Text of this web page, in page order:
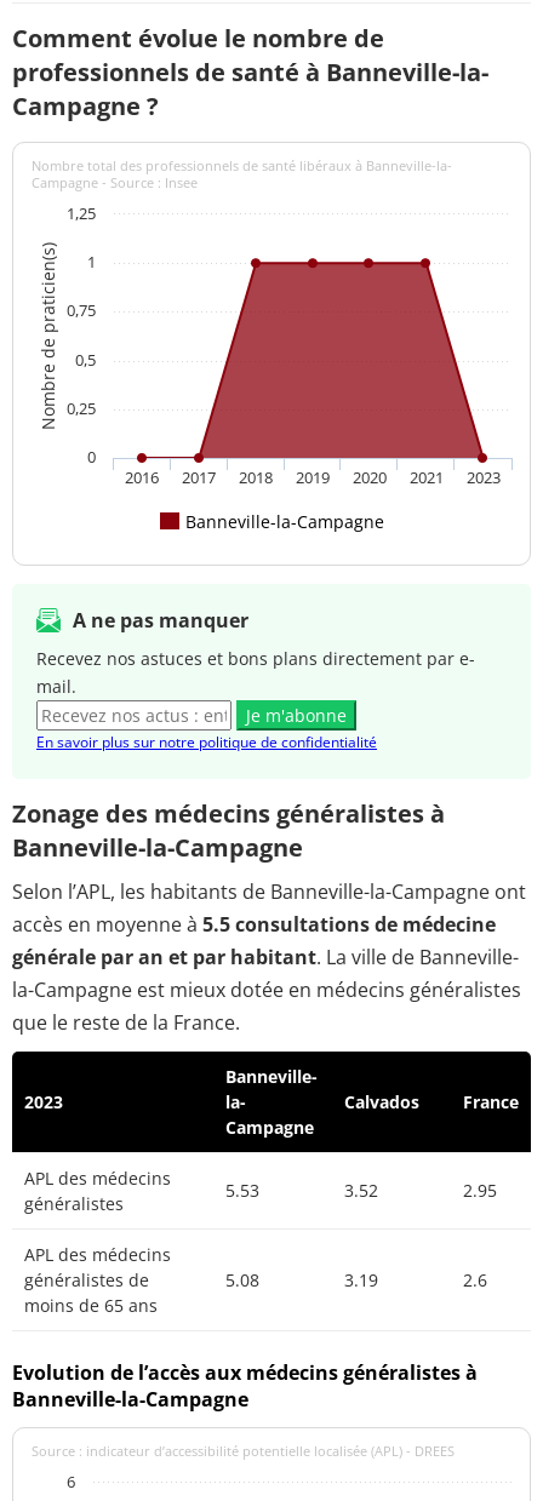
Comment évolue le nombre de
professionnels de santé à Banneville-la-
Campagne ?
Nombre de praticien(s)
Nombre total des professionnels de santé libéraux à Banneville-la-
Campagne - Source : Insee
Banneville-la-Campagne
2016 2017 2018 2019 2020 2021 2023
0
0,25
0,5
0,75
1
1,25
A ne pas manquer
Recevez nos astuces et bons plans directement par e-
mail.
Je m'abonne
En savoir plus sur notre politique de confidentialité
Zonage des médecins généralistes à
Banneville-la-Campagne
Selon l’APL, les habitants de Banneville-la-Campagne ont
accès en moyenne à 5.5 consultations de médecine
générale par an et par habitant. La ville de Banneville-
la-Campagne est mieux dotée en médecins généralistes
que le reste de la France.
2023
Banneville-
la-
Campagne
Calvados France
APL des médecins
généralistes
5.53 3.52 2.95
APL des médecins
généralistes de
moins de 65 ans
5.08 3.19 2.6
Evolution de l’accès aux médecins généralistes à
Banneville-la-Campagne
Source : indicateur d’accessibilité potentielle localisée (APL) - DREES
6